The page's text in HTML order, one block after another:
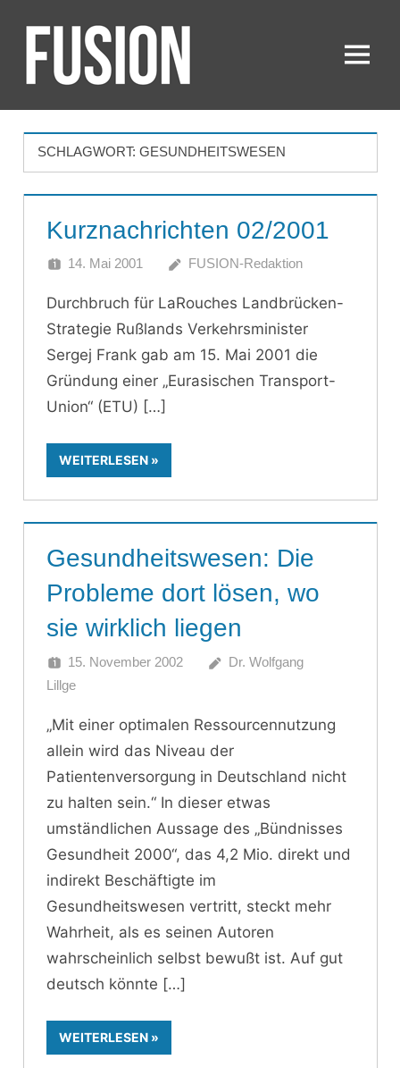
Inhalt
springenFUSION Menü
SCHLAGWORT: GESUNDHEITSWESEN
Kurznachrichten 02/2001
14. Mai 2001 FUSION-Redaktion
Durchbruch für LaRouches Landbrücken-
Strategie Rußlands Verkehrsminister
Sergej Frank gab am 15. Mai 2001 die
Gründung einer „Eurasischen Transport-
Union“ (ETU)
WEITERLESEN
Gesundheitswesen: Die
Probleme dort lösen, wo
sie wirklich liegen
15. November 2002
Dr. Wolfgang
Lillge
„Mit einer optimalen Ressourcennutzung
allein wird das Niveau der
Patientenversorgung in Deutschland nicht
zu halten sein.“ In dieser etwas
umständlichen Aussage des „Bündnisses
Gesundheit 2000“, das 4,2 Mio. direkt und
indirekt Beschäftigte im
Gesundheitswesen vertritt, steckt mehr
Wahrheit, als es seinen Autoren
wahrscheinlich selbst bewußt ist. Auf gut
deutsch könnte
WEITERLESEN